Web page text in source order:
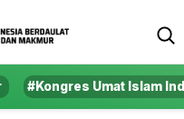
#Kongres Umat Islam